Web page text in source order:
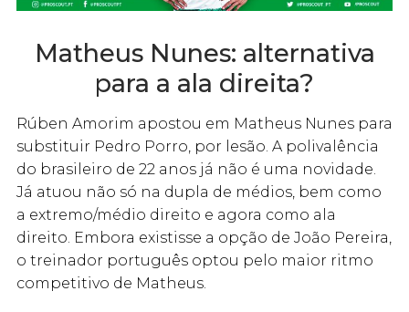
Matheus Nunes: alternativa
para a ala direita?
Rúben Amorim apostou em Matheus Nunes para
substituir Pedro Porro, por lesão. A polivalência
do brasileiro de 22 anos já não é uma novidade.
Já atuou não só na dupla de médios, bem como
a extremo/médio direito e agora como ala
direito. Embora existisse a opção de João Pereira,
o treinador português optou pelo maior ritmo
competitivo de Matheus.